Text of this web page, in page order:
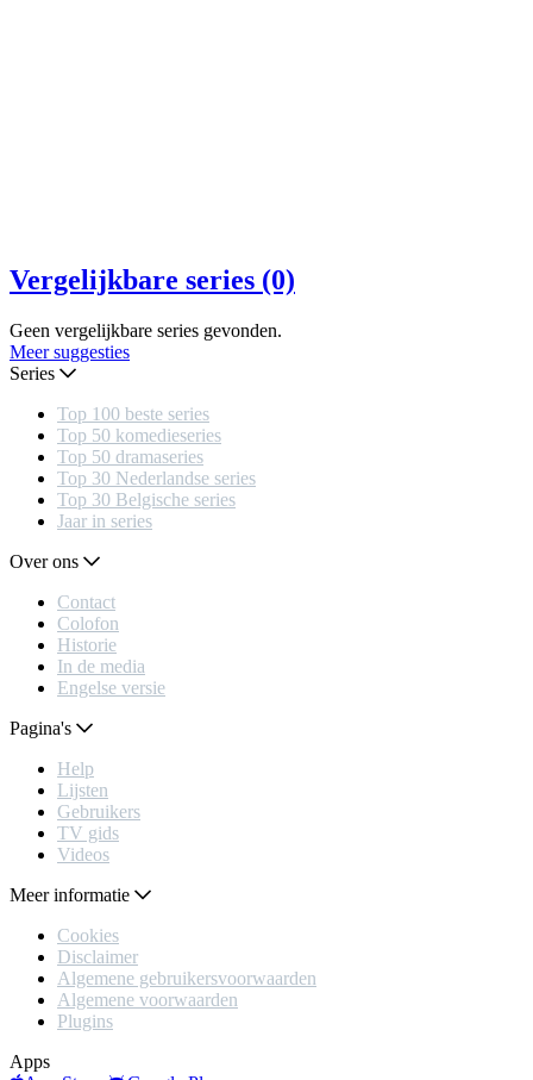
Vergelijkbare series (0)
Geen vergelijkbare series gevonden.
Meer suggesties
Series
Top 100 beste series
Top 50 komedieseries
Top 50 dramaseries
Top 30 Nederlandse series
Top 30 Belgische series
Jaar in series
Over ons
Contact
Colofon
Historie
In de media
Engelse versie
Pagina's
Help
Lijsten
Gebruikers
TV gids
Videos
Meer informatie
Cookies
Disclaimer
Algemene gebruikersvoorwaarden
Algemene voorwaarden
Plugins
Apps